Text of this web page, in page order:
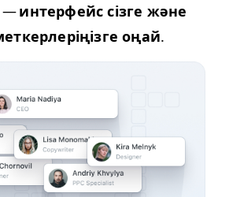
—интерфейс сізге және
оңай.